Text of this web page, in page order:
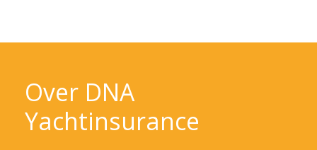
Over DNA
Yachtinsurance